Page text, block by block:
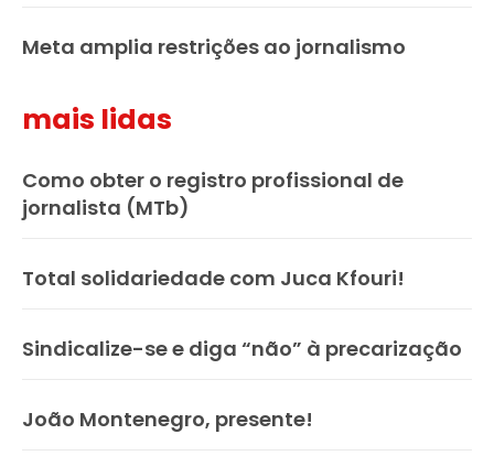
Meta amplia restrições ao jornalismo
mais lidas
Como obter o registro profissional de
jornalista (MTb)
Total solidariedade com Juca Kfouri!
Sindicalize-se e diga “não” à precarização
João Montenegro, presente!